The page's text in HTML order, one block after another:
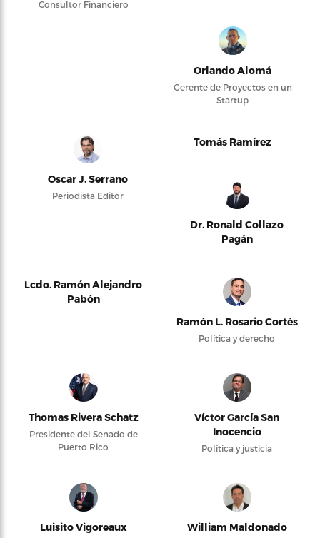
Consultor Financiero
Orlando Alomá
Gerente de Proyectos en un
Startup
Oscar J. Serrano
Periodista Editor
Tomás Ramírez
Dr. Ronald Collazo
Pagán
Lcdo. Ramón Alejandro
Pabón
Ramón L. Rosario Cortés
Política y derecho
Thomas Rivera Schatz
Presidente del Senado de
Puerto Rico
Víctor García San
Inocencio
Política y justicia
Luisito Vigoreaux William Maldonado